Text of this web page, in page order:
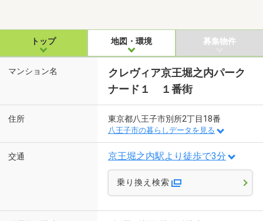
トップ 地図・環境 募集物件
マンション名
クレヴィア京王堀之内パーク
ナード１ １番街
住所 東京都八王子市別所2丁目18番
八王子市の暮らしデータを見る
交通 京王堀之内駅より徒歩で3分
乗り換え検索